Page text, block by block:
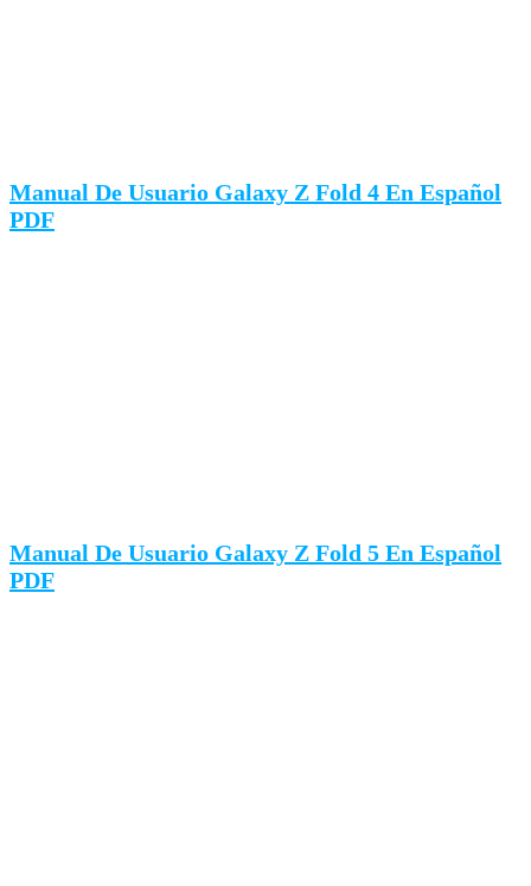
Manual De Usuario Galaxy Z Fold 4 En Español
PDF
Manual De Usuario Galaxy Z Fold 5 En Español
PDF